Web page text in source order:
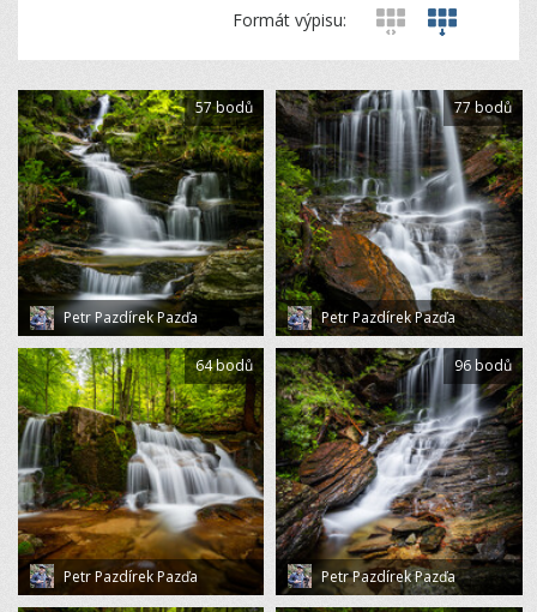
Formát výpisu:
Petr Pazdírek Pazďa
57 bodů
Petr Pazdírek Pazďa
77 bodů
Petr Pazdírek Pazďa
64 bodů
Petr Pazdírek Pazďa
96 bodů